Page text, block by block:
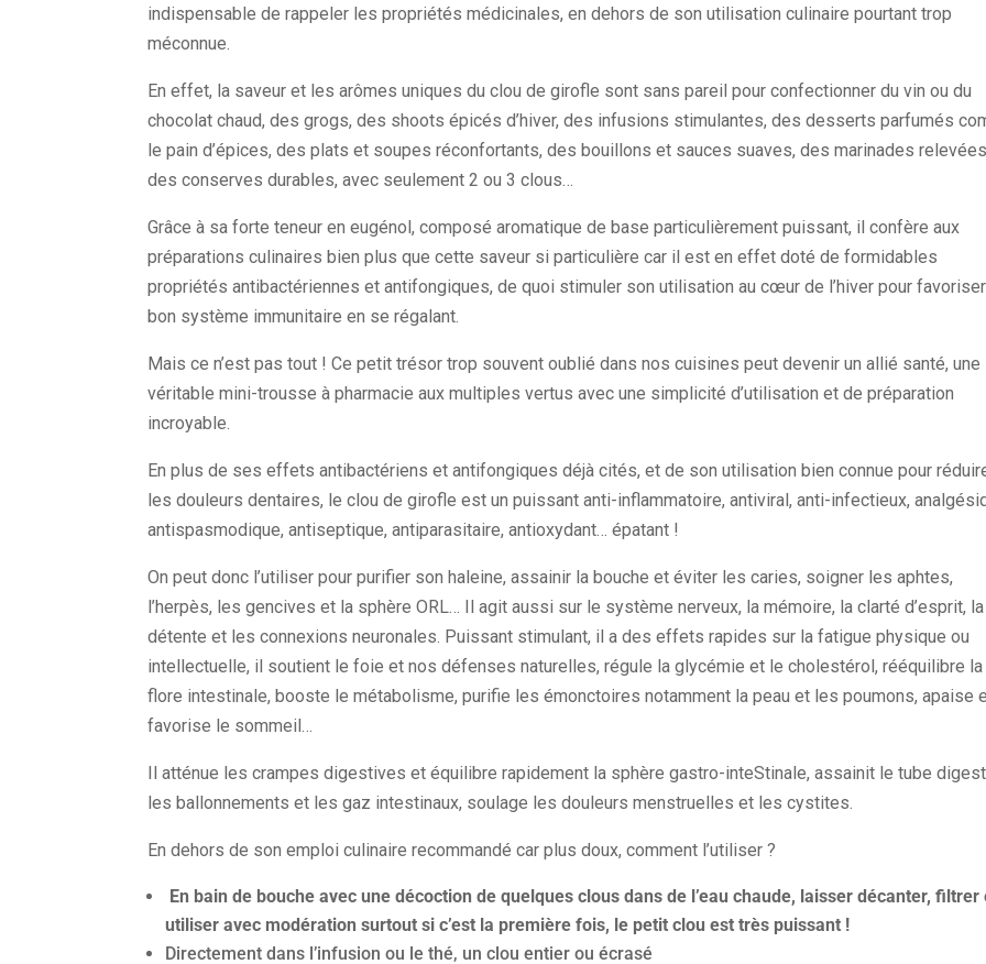
indispensable de rappeler les propriétés médicinales, en dehors de son utilisation culinaire pourtant trop
méconnue.
En effet, la saveur et les arômes uniques du clou de girofle sont sans pareil pour confectionner du vin ou du
chocolat chaud, des grogs, des shoots épicés d’hiver, des infusions stimulantes, des desserts parfumés
le pain d’épices, des plats et soupes réconfortants, des bouillons et sauces suaves, des marinades
des conserves durables, avec seulement 2 ou 3 clous…
Grâce à sa forte teneur en eugénol, composé aromatique de base particulièrement puissant, il confère aux
préparations culinaires bien plus que cette saveur si particulière car il est en effet doté de formidables
propriétés antibactériennes et antifongiques, de quoi stimuler son utilisation au cœur de l’hiver pour
bon système immunitaire en se régalant.
Mais ce n’est pas tout ! Ce petit trésor trop souvent oublié dans nos cuisines peut devenir un allié santé, une
véritable mini-trousse à pharmacie aux multiples vertus avec une simplicité d’utilisation et de préparation
incroyable.
En plus de ses effets antibactériens et antifongiques déjà cités, et de son utilisation bien connue pour
les douleurs dentaires, le clou de girofle est un puissant anti-inflammatoire, antiviral, anti-infectieux,
antispasmodique, antiseptique, antiparasitaire, antioxydant… épatant !
On peut donc l’utiliser pour purifier son haleine, assainir la bouche et éviter les caries, soigner les aphtes,
l’herpès, les gencives et la sphère ORL… Il agit aussi sur le système nerveux, la mémoire, la clarté d’esprit, la
détente et les connexions neuronales. Puissant stimulant, il a des effets rapides sur la fatigue physique ou
intellectuelle, il soutient le foie et nos défenses naturelles, régule la glycémie et le cholestérol, rééquilibre la
flore intestinale, booste le métabolisme, purifie les émonctoires notamment la peau et les poumons, apaise
favorise le sommeil…
Il atténue les crampes digestives et équilibre rapidement la sphère gastro-inteStinale, assainit le tube
les ballonnements et les gaz intestinaux, soulage les douleurs menstruelles et les cystites.
En dehors de son emploi culinaire recommandé car plus doux, comment l’utiliser ?
En bain de bouche avec une décoction de quelques clous dans de l’eau chaude, laisser décanter, filtrer
utiliser avec modération surtout si c’est la première fois, le petit clou est très puissant !
Directement dans l’infusion ou le thé, un clou entier ou écrasé